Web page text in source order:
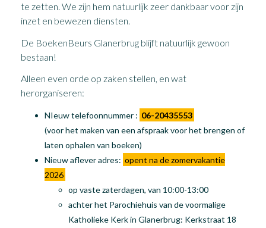
te zetten. We zijn hem natuurlijk zeer dankbaar voor zijn
inzet en bewezen diensten.
De BoekenBeurs Glanerbrug blijft natuurlijk gewoon
bestaan!
Alleen even orde op zaken stellen, en wat
herorganiseren:
NIeuw telefoonnummer : 06-20435553
(voor het maken van een afspraak voor het brengen of
laten ophalen van boeken)
Nieuw aflever adres: opent na de zomervakantie
2026
op vaste zaterdagen, van 10:00-13:00
achter het Parochiehuis van de voormalige
Katholieke Kerk in Glanerbrug: Kerkstraat 18